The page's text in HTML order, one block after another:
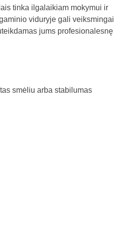
tinka ilgalaikiam mokymui ir
viduryje gali veiksmingai
jums profesionalesnę
smėliu arba stabilumas